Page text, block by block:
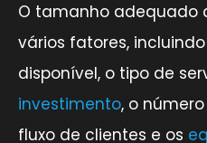
O tamanho adequado
vários fatores,
disponível, o tipo de
investimento, o
fluxo de clientes e os